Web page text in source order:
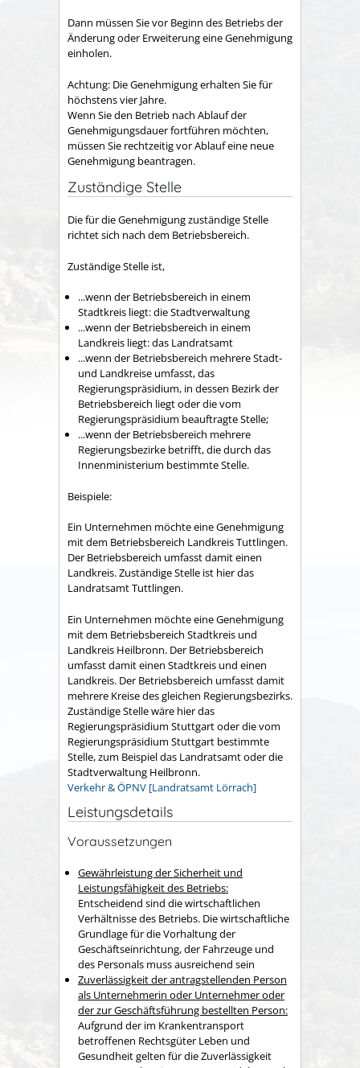
Dann müssen Sie vor Beginn des Betriebs der
Änderung oder Erweiterung eine Genehmigung
einholen.
Achtung: Die Genehmigung erhalten Sie für
höchstens vier Jahre.
Wenn Sie den Betrieb nach Ablauf der
Genehmigungsdauer fortführen möchten,
müssen Sie rechtzeitig vor Ablauf eine neue
Genehmigung beantragen.
Zuständige Stelle
Die für die Genehmigung zuständige Stelle
richtet sich nach dem Betriebsbereich.
Zuständige Stelle ist,
...wenn der Betriebsbereich in einem
Stadtkreis liegt: die Stadtverwaltung
...wenn der Betriebsbereich in einem
Landkreis liegt: das Landratsamt
...wenn der Betriebsbereich mehrere Stadt-
und Landkreise umfasst, das
Regierungspräsidium, in dessen Bezirk der
Betriebsbereich liegt oder die vom
Regierungspräsidium beauftragte Stelle;
...wenn der Betriebsbereich mehrere
Regierungsbezirke betrifft, die durch das
Innenministerium bestimmte Stelle.
Beispiele:
Ein Unternehmen möchte eine Genehmigung
mit dem Betriebsbereich Landkreis Tuttlingen.
Der Betriebsbereich umfasst damit einen
Landkreis. Zuständige Stelle ist hier das
Landratsamt Tuttlingen.
Ein Unternehmen möchte eine Genehmigung
mit dem Betriebsbereich Stadtkreis und
Landkreis Heilbronn. Der Betriebsbereich
umfasst damit einen Stadtkreis und einen
Landkreis. Der Betriebsbereich umfasst damit
mehrere Kreise des gleichen Regierungsbezirks.
Zuständige Stelle wäre hier das
Regierungspräsidium Stuttgart oder die vom
Regierungspräsidium Stuttgart bestimmte
Stelle, zum Beispiel das Landratsamt oder die
Stadtverwaltung Heilbronn.
Verkehr & ÖPNV [Landratsamt Lörrach]
Leistungsdetails
Voraussetzungen
Gewährleistung der Sicherheit und
Leistungsfähigkeit des Betriebs:
Entscheidend sind die wirtschaftlichen
Verhältnisse des Betriebs. Die wirtschaftliche
Grundlage für die Vorhaltung der
Geschäftseinrichtung, der Fahrzeuge und
des Personals muss ausreichend sein
Zuverlässigkeit der antragstellenden Person
als Unternehmerin oder Unternehmer oder
der zur Geschäftsführung bestellten Person:
Aufgrund der im Krankentransport
betroffenen Rechtsgüter Leben und
Gesundheit gelten für die Zuverlässigkeit